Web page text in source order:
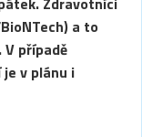
a to
případě
v plánu i